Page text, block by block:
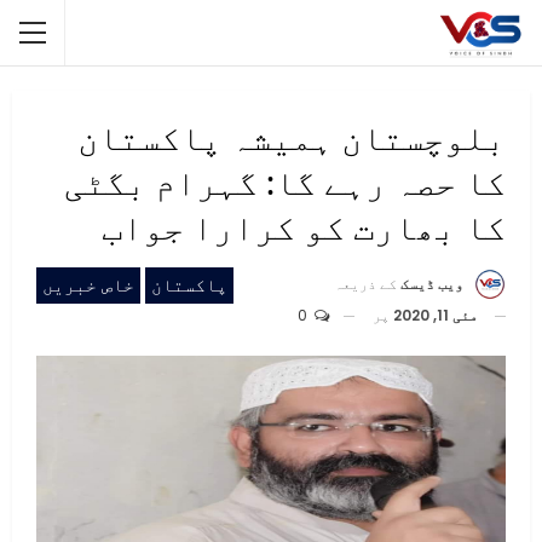
بلوچستان ہمیشہ پاکستان
کا حصہ رہے گا: گہرام بگٹی
کا بھارت کو کرارا جواب
پاکستان خاص خبریں ویب ڈیسک کے ذریعہ
مئی 11, 2020
پر